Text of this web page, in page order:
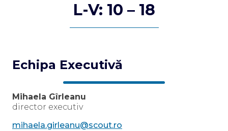
L-V: 10 – 18
Echipa Executivă
Mihaela Gîrleanu
director executiv
mihaela.girleanu@scout.ro